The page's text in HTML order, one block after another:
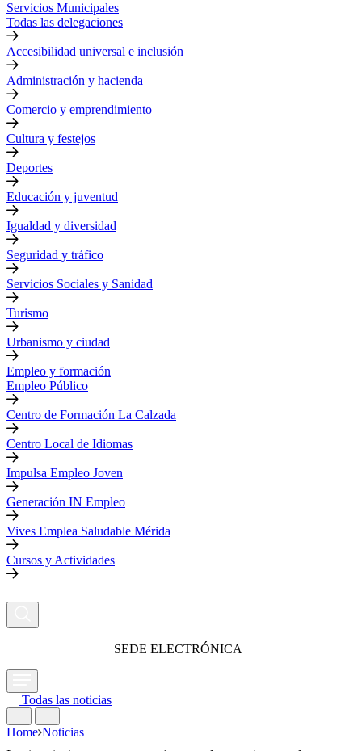
Servicios Municipales
Todas las delegaciones
Accesibilidad universal e inclusión
Administración y hacienda
Comercio y emprendimiento
Cultura y festejos
Deportes
Educación y juventud
Igualdad y diversidad
Seguridad y tráfico
Servicios Sociales y Sanidad
Turismo
Urbanismo y ciudad
Empleo y formación
Empleo Público
Centro de Formación La Calzada
Centro Local de Idiomas
Impulsa Empleo Joven
Generación IN Empleo
Vives Emplea Saludable Mérida
Cursos y Actividades
SEDE ELECTRÓNICA
Todas las noticias
Home Noticias